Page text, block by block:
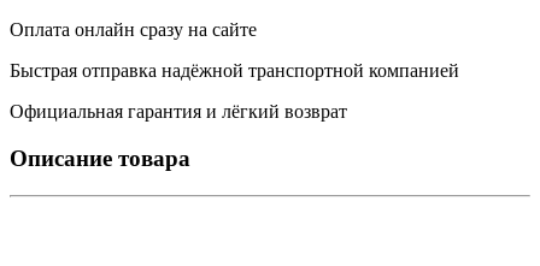
Оплата онлайн сразу на сайте
Быстрая отправка надёжной транспортной компанией
Официальная гарантия и лёгкий возврат
Описание товара